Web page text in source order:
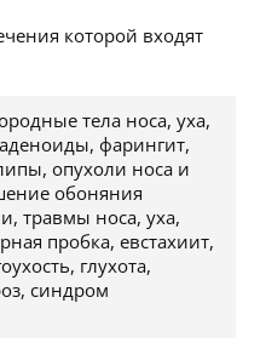
которой входят
тела носа, уха,
фарингит,
опухоли носа и
обоняния
травмы носа, уха,
пробка, евстахиит,
глухота,
синдром